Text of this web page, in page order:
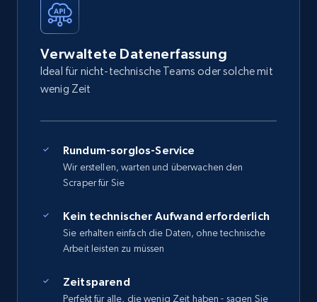
Verwaltete Datenerfassung
Ideal für nicht-technische Teams oder solche mit
wenig Zeit
Rundum-sorglos-Service
Wir erstellen, warten und überwachen den
Scraper für Sie
Kein technischer Aufwand erforderlich
Sie erhalten einfach die Daten, ohne technische
Arbeit leisten zu müssen
Zeitsparend
Perfekt für alle, die wenig Zeit haben - sagen Sie